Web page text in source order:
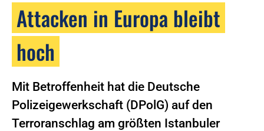
Attacken in Europa bleibt
hoch
Mit Betroffenheit hat die Deutsche
Polizeigewerkschaft (DPolG) auf den
Terroranschlag am größten Istanbuler